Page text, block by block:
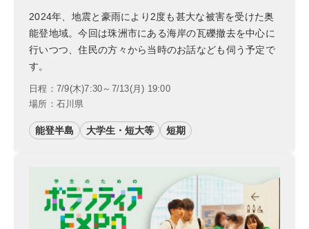
2024年、地震と豪雨により2度も甚大な被害を受けた奥
能登地域。今回は珠洲市にある海岸の瓦礫撤去を中心に
行いつつ、住民の方々から当時のお話なども伺う予定で
す。
日程：7/9(木)7:30～7/13(月) 19:00
場所：石川県
能登半島 大学生・短大等 短期